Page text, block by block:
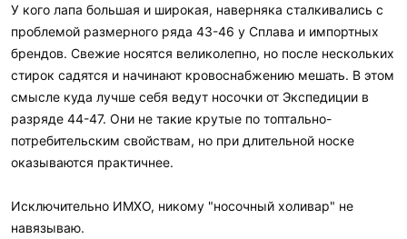
У кого лапа большая и широкая, наверняка сталкивались с
проблемой размерного ряда 43-46 у Сплава и импортных
брендов. Свежие носятся великолепно, но после нескольких
стирок садятся и начинают кровоснабжению мешать. В этом
смысле куда лучше себя ведут носочки от Экспедиции в
разряде 44-47. Они не такие крутые по топтально-
потребительским свойствам, но при длительной носке
оказываются практичнее.
Исключительно ИМХО, никому "носочный холивар" не
навязываю.